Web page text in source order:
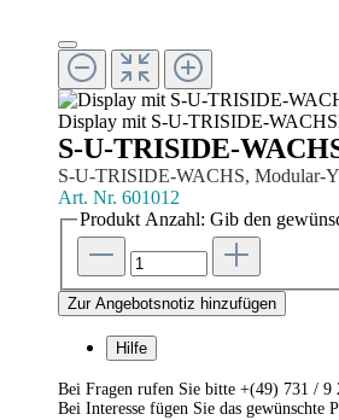
Display mit S-U-TRISIDE-
S-U-TRISIDE-
S-U-TRISIDE-WACHS, Modular-
Art. Nr. 601012
Produkt Anzahl: Gib den
Zur Angebotsnotiz hinzufügen
Hilfe
Bei Fragen rufen Sie bitte +(49) 731 / 9
Bei Interesse fügen Sie das